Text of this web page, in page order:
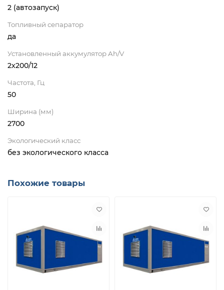
2 (автозапуск)
Топливный сепаратор
да
Установленный аккумулятор Ah/V
2x200/12
Частота, Гц
50
Ширина (мм)
2700
Экологический класс
без экологического класса
Похожие товары